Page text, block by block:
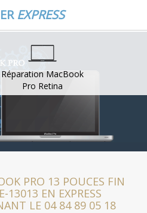
EXPRESS
Réparation MacBook
Pro Retina
PRO 13 POUCES FIN
13013 EN EXPRESS
LE 04 84 89 05 18